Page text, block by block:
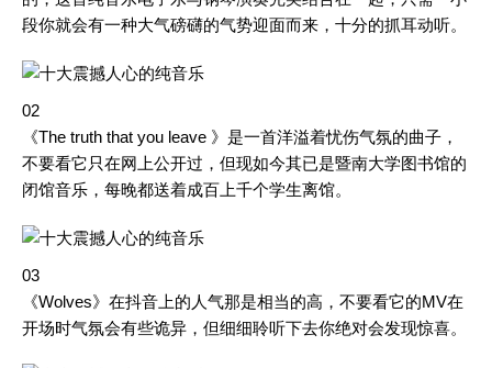
段你就会有一种大气磅礴的气势迎面而来，十分的抓耳动听。
02
《The truth that you leave 》是一首洋溢着忧伤气氛的曲子，
不要看它只在网上公开过，但现如今其已是暨南大学图书馆的
闭馆音乐，每晚都送着成百上千个学生离馆。
03
《Wolves》在抖音上的人气那是相当的高，不要看它的MV在
开场时气氛会有些诡异，但细细聆听下去你绝对会发现惊喜。